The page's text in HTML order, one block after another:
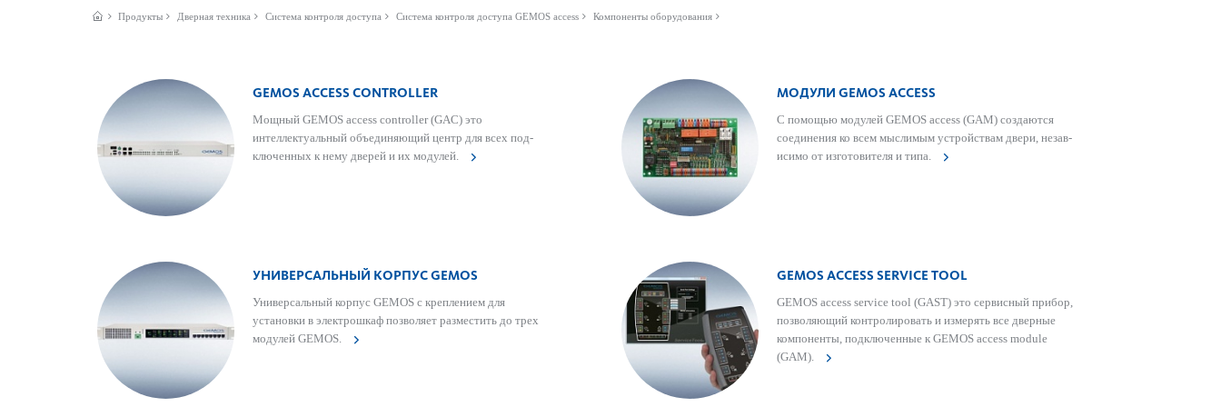
Продукты Дверная техника Система контроля доступа Система контроля доступа GEMOS access Компоненты оборудования
GEMOS ACCESS CONTROLLER
Мощный GEMOS access controller (GAC) это
интеллектуальный объединяющий центр для всех под­
ключенных к нему дверей и их модулей.
МОДУЛИ GEMOS ACCESS
С помощью модулей GEMOS access (GAM) созд­аются
соединения ко всем мыслимым устройствам двери, неза­в­
исимо от изготовителя и типа.
УНИВЕРСАЛЬНЫЙ КОРПУС GEMOS
Унив­ерсальный корпус GEMOS с креп­лением для
установки в электрошкаф позв­оляет разме­с­тить до трех
модулей GEMOS.
GEMOS ACCESS SER­VICE TOOL
GEMOS access service tool (GAST) это серв­исный прибор,
позв­ол­яющий контролировать и измерять все дверные
компоненты, под­ключенные к GEMOS access module
(GAM).